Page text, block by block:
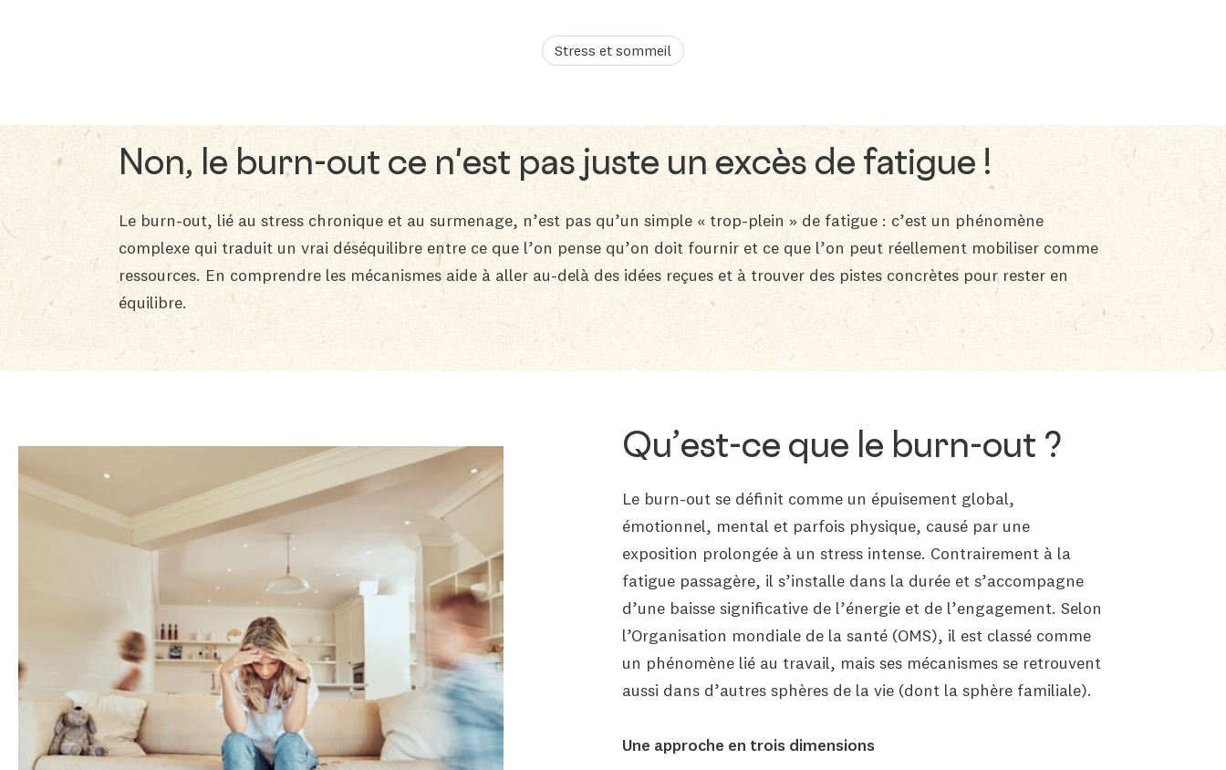
Stress et sommeil
Non, le burn-out ce n'est pas juste un excès de fatigue !
Le burn-out, lié au stress chronique et au surmenage, n’est pas qu’un simple « trop-plein » de fatigue : c’est un phénomène
complexe qui traduit un vrai déséquilibre entre ce que l’on pense qu’on doit fournir et ce que l’on peut réellement mobiliser comme
ressources. En comprendre les mécanismes aide à aller au-delà des idées reçues et à trouver des pistes concrètes pour rester en
équilibre.
Qu’est-ce que le burn-out ?
Le burn-out se définit comme un épuisement global,
émotionnel, mental et parfois physique, causé par une
exposition prolongée à un stress intense. Contrairement à la
fatigue passagère, il s’installe dans la durée et s’accompagne
d’une baisse significative de l’énergie et de l’engagement. Selon
l’Organisation mondiale de la santé (OMS), il est classé comme
un phénomène lié au travail, mais ses mécanismes se retrouvent
aussi dans d’autres sphères de la vie (dont la sphère familiale).
Une approche en trois dimensions